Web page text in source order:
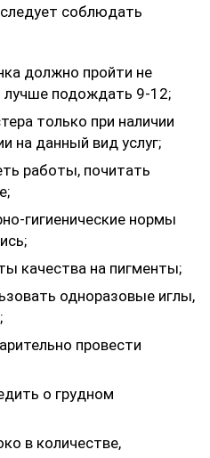
соблюдать
должно пройти не
лучше подождать 9-12;
только при наличии
на данный вид услуг;
работы, почитать
гигиенические нормы
качества на пигменты;
одноразовые иглы,
провести
о грудном
в количестве,